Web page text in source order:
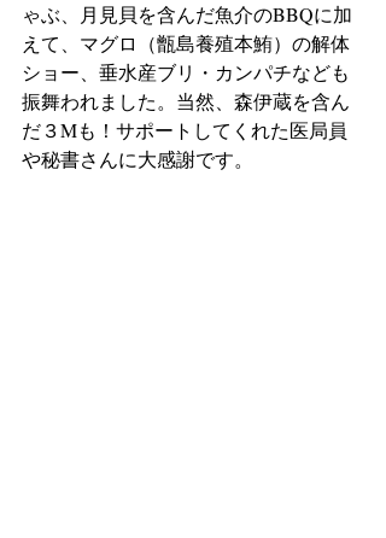
ゃぶ、月見貝を含んだ魚介のBBQに加
えて、マグロ（甑島養殖本鮪）の解体
ショー、垂水産ブリ・カンパチなども
振舞われました。当然、森伊蔵を含ん
だ３Mも！サポートしてくれた医局員
や秘書さんに大感謝です。